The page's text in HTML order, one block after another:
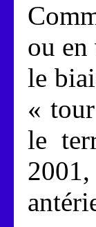
ou en
le
«
le